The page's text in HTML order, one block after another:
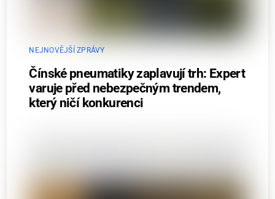
NEJNOVĚJŠÍ ZPRÁVY
Čínské pneumatiky zaplavují trh: Expert
varuje před nebezpečným trendem,
který ničí konkurenci